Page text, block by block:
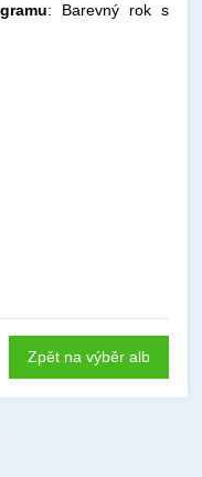
: Barevný rok s
Zpět na výběr alb